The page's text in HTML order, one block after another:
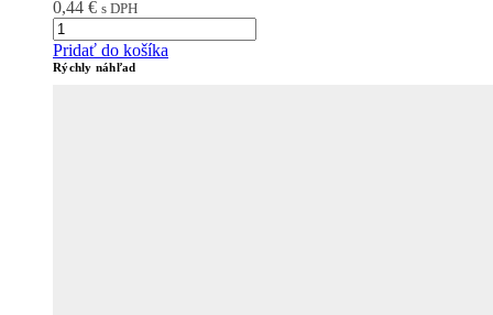
0,44 € s DPH
Pridať do košíka
Rýchly náhľad